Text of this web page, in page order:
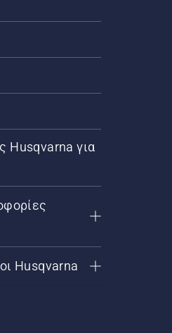
Husqvarna για
Husqvarna